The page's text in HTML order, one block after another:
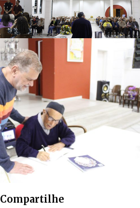
Compartilhe